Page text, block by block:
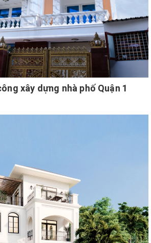
xây dựng nhà phố Quận 1